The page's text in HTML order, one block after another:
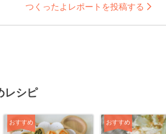
つくったよレポートを投稿する
レシピ
おすすめ おすすめ